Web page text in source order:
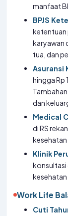
manfaat
BPJS
ketentuan
karyawan
tua, dan
Asuransi
hingga Rp
dan
Medical
di RS
kesehatan
Klinik
konsultasi
kesehatan
Work Life
Cuti